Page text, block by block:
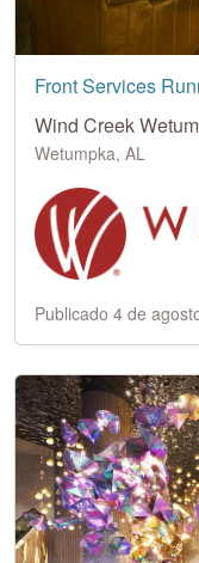
Front Services
Wind Creek
Wetumpka, AL
Publicado 4 de